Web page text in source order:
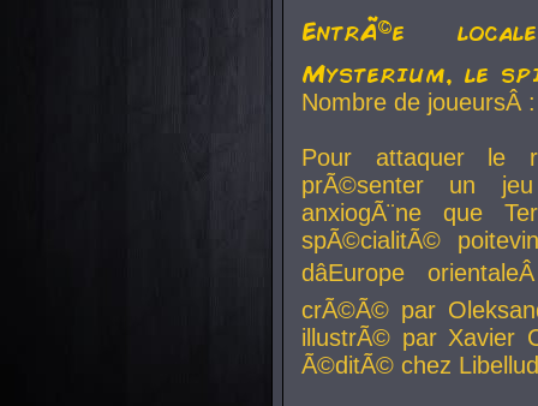
EntrÃ©e
Mysterium, le
Nombre de
Pour attaquer le
prÃ©senter un
anxiogÃ¨ne que
spÃ©cialitÃ©
dâEurope
crÃ©Ã© par
illustrÃ© par Xavier
Ã©ditÃ© chez